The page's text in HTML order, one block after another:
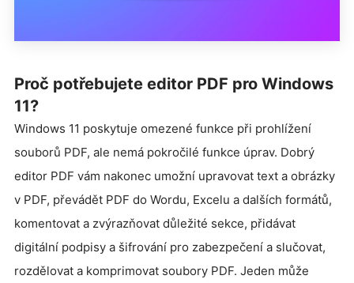
Proč potřebujete editor PDF pro Windows
11?
Windows 11 poskytuje omezené funkce při prohlížení
souborů PDF, ale nemá pokročilé funkce úprav. Dobrý
editor PDF vám nakonec umožní upravovat text a obrázky
v PDF, převádět PDF do Wordu, Excelu a dalších formátů,
komentovat a zvýrazňovat důležité sekce, přidávat
digitální podpisy a šifrování pro zabezpečení a slučovat,
rozdělovat a komprimovat soubory PDF. Jeden může